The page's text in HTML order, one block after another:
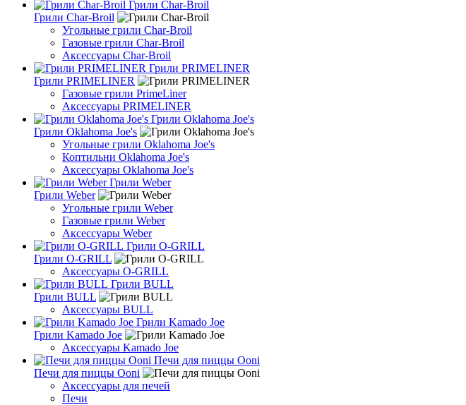
Грили Char-Broil
Грили Char-Broil
Угольные грили Char-Broil
Газовые грили Char-Broil
Аксессуары Char-Broil
Грили PRIMELINER
Грили PRIMELINER
Газовые грили PrimeLiner
Аксессуары PRIMELINER
Грили Oklahoma Joe's
Грили Oklahoma Joe's
Угольные грили Oklahoma Joe's
Коптильни Oklahoma Joe's
Аксессуары Oklahoma Joe's
Грили Weber
Грили Weber
Угольные грили Weber
Газовые грили Weber
Аксессуары Weber
Грили O-GRILL
Грили O-GRILL
Аксессуары O-GRILL
Грили BULL
Грили BULL
Аксессуары BULL
Грили Kamado Joe
Грили Kamado Joe
Аксессуары Kamado Joe
Печи для пиццы Ooni
Печи для пиццы Ooni
Аксессуары для печей
Печи